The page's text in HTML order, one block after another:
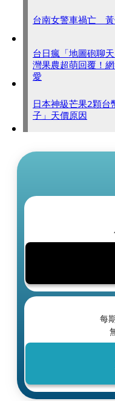
台南女警車禍亡 黃
台日瘋「地圖砲聊
灣果農超萌回覆！
愛
日本神級芒果2顆
子」天價原因
每